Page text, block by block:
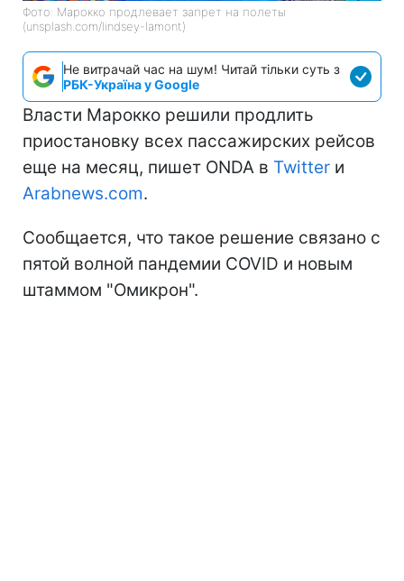
Фото: Марокко продлевает запрет на полеты
(unsplash.com/lindsey-lamont)
Не витрачай час на шум! Читай тільки суть з
РБК-Україна у Google
Власти Марокко решили продлить
приостановку всех пассажирских рейсов
еще на месяц, пишет ONDA в Twitter и
Arabnews.com.
Сообщается, что такое решение связано с
пятой волной пандемии COVID и новым
штаммом "Омикрон".